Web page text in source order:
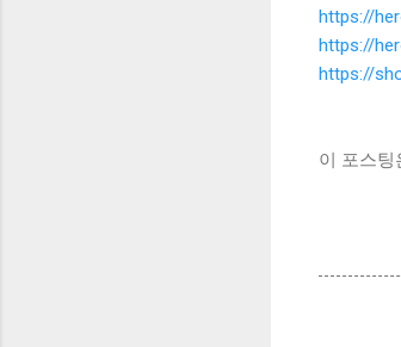
https://
https://
https://
이 포스팅